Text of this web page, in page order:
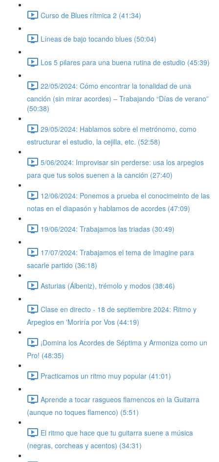
Curso de Blues rítmica 2 (41:34)
Líneas de bajo tocando blues (50:04)
Los 5 pilares para una buena rutina de estudio (45:39)
22/05/2024: Cómo encontrar la tonalidad de una
canción (sin mirar acordes) – Trabajando “Días de verano”
(50:38)
29/05/2024: Hablamos sobre el metrónomo, como
estructurar el estudio, la cejilla, etc. (52:58)
5/06/2024: Improvisar sin perderse: usa los arpegios
para que tus solos suenen a la canción (27:40)
12/06/2024: Ponemos a prueba el conocimeinto de las
notas en el diapasón y hablamos de acordes (47:09)
19/06/2024: Trabajamos las triadas (30:49)
17/07/2024: Trabajamos el tema de Imagine para
sacarle partido (36:18)
Asturias (Álbeniz), trémolo y modos (38:46)
Clase en directo - 18 de septiembre 2024: Ritmo y
Arpegios en 'Moriría por Vos (44:19)
¡Domina los Acordes de Séptima y Armoniza como un
Pro! (48:35)
Practicamos un ritmo muy popular (41:01)
Aprende a tocar rasgueos flamencos en la Guitarra
(aunque no toques flamenco) (5:51)
El ritmo que hace que tu guitarra suene a música
(negras, corcheas y acentos) (34:31)